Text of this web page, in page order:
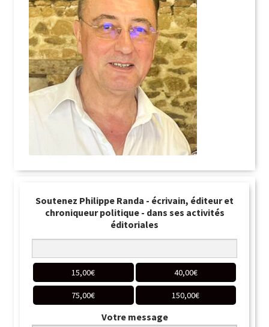
Soutenez Philippe Randa - écrivain, éditeur et
chroniqueur politique - dans ses activités
éditoriales
15,00€ 40,00€
75,00€ 150,00€
Votre message